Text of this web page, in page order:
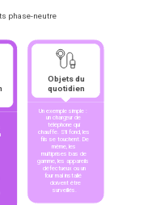
phase-neutre
Objets du
quotidien
Un exemple simple :
un chargeur de
téléphone qui
chauffe. S'il fond, les
fils se touchent. De
même, les
multiprises bas de
gamme, les appareils
défectueux ou un
four mal installé
doivent être
surveillés.